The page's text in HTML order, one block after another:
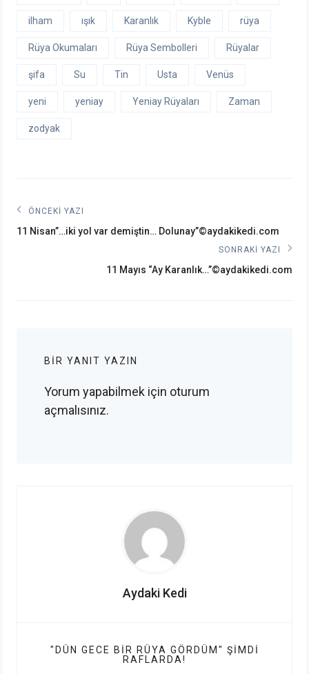
ilham ışık Karanlık Kyble rüya
Rüya Okumaları Rüya Sembolleri Rüyalar
şifa Su Tin Usta Venüs
yeni yeniay Yeniay Rüyaları Zaman
zodyak
Yazı
gezinmesi
ÖNCEKI YAZI
Önceki
11 Nisan”…iki yol var demiştin… Dolunay”©aydakikedi.com
SONRAKI YAZI
Sonraki
11 Mayıs “Ay Karanlık…”©aydakikedi.com
BIR YANIT YAZIN
Yorum yapabilmek için oturum
açmalısınız.
Aydaki Kedi
"DÜN GECE BIR RÜYA GÖRDÜM" ŞIMDI
RAFLARDA!